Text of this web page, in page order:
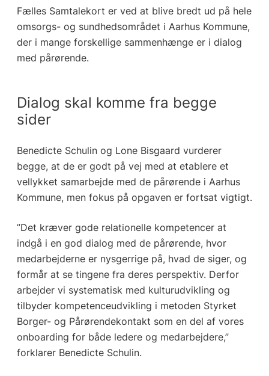
Fælles Samtalekort er ved at blive bredt ud på hele
omsorgs- og sundhedsområdet i Aarhus Kommune,
der i mange forskellige sammenhænge er i dialog
med pårørende.
Dialog skal komme fra begge
sider
Benedicte Schulin og Lone Bisgaard vurderer
begge, at de er godt på vej med at etablere et
vellykket samarbejde med de pårørende i Aarhus
Kommune, men fokus på opgaven er fortsat vigtigt.
”Det kræver gode relationelle kompetencer at
indgå i en god dialog med de pårørende, hvor
medarbejderne er nysgerrige på, hvad de siger, og
formår at se tingene fra deres perspektiv. Derfor
arbejder vi systematisk med kulturudvikling og
tilbyder kompetenceudvikling i metoden Styrket
Borger- og Pårørendekontakt som en del af vores
onboarding for både ledere og medarbejdere,”
forklarer Benedicte Schulin.